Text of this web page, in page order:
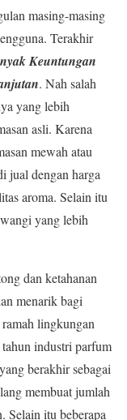
masing-masing
Terakhir
Keuntungan
. Nah salah
yang lebih
asli. Karena
mewah atau
jual dengan harga
aroma. Selain itu
yang lebih
dan ketahanan
menarik bagi
lingkungan
industri parfum
berakhir sebagai
membuat jumlah
Selain itu beberapa